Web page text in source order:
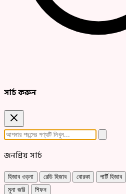
সার্চ করুন
জনপ্রিয় সার্চ
হিজাব ওড়না রেডি হিজাব বোরকা পার্টি হিজাব
মুনা জরি
শিফন